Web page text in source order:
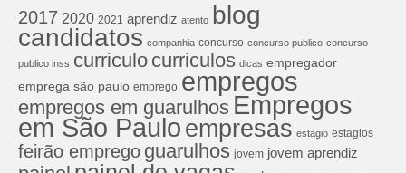
2017 2020 2021 aprendiz atento blog
candidatos companhia concurso concurso publico concurso
publico inss curriculo curriculos dicas empregador
emprega são paulo emprego empregos
empregos em guarulhos Empregos
em São Pauloempresas estagio estagios
feirão emprego guarulhos jovem jovem aprendiz